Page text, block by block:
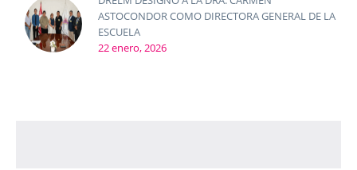
ASTOCONDOR COMO DIRECTORA GENERAL DE LA
ESCUELA
22 enero, 2026